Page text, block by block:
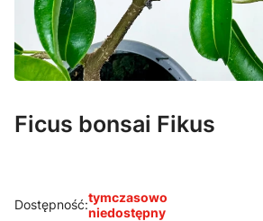
Ficus bonsai Fikus
Dostępność:tymczasowo
niedostępny